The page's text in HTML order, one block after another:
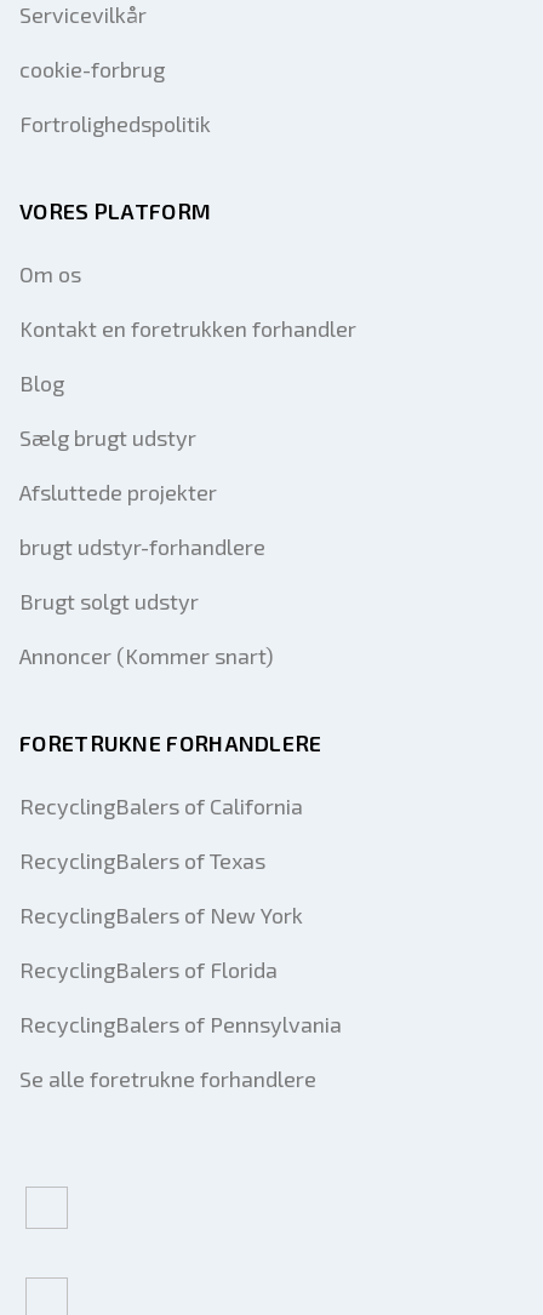
Servicevilkår
cookie-forbrug
Fortrolighedspolitik
VORES PLATFORM
Om os
Kontakt en foretrukken forhandler
Blog
Sælg brugt udstyr
Afsluttede projekter
brugt udstyr-forhandlere
Brugt solgt udstyr
Annoncer (Kommer snart)
FORETRUKNE FORHANDLERE
RecyclingBalers of California
RecyclingBalers of Texas
RecyclingBalers of New York
RecyclingBalers of Florida
RecyclingBalers of Pennsylvania
Se alle foretrukne forhandlere